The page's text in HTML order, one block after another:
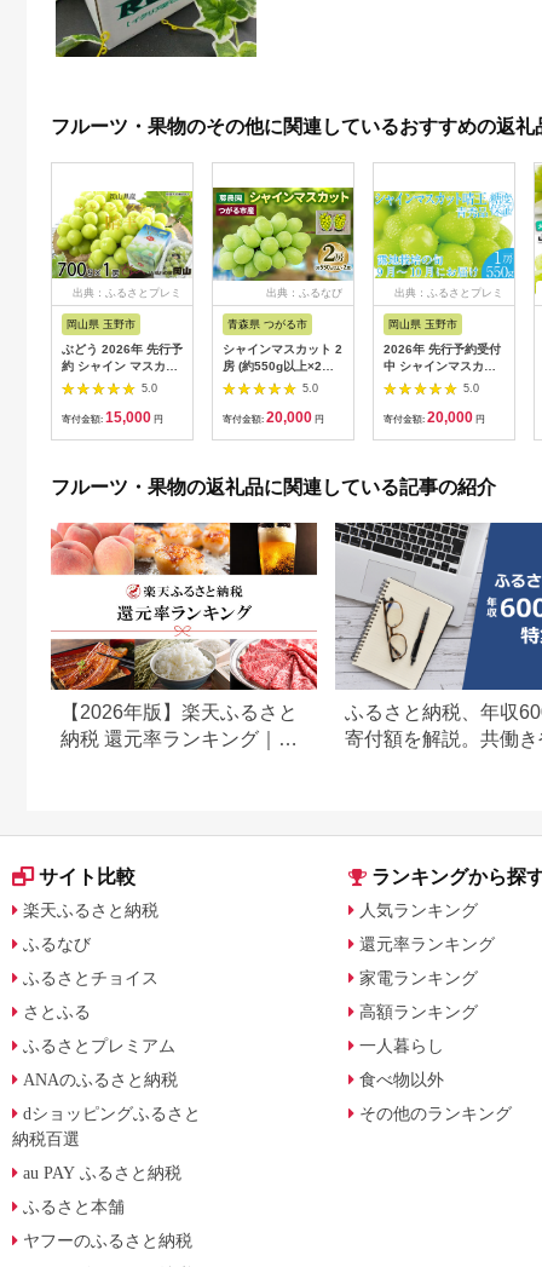
フルーツ・果物のその他に関連しているおすすめの返礼
出典：ふるさとプレミ
岡山県 玉野市
ぶどう 2026年 先行予
約 シャイン マスカッ
ト 晴王 約700g×1房
国産 フルーツ 果物 ギ
5.0
寄付金額: 15,000 円
出典：ふるなび
青森県 つがる市
シャインマスカット 2
房 (約550g以上×2房)
糖度18度以上｜つが
る市産 種なし ぶどう
フルーツ 果物 贈答 青
5.0
寄付金額: 20,000 円
出典：ふるさとプレミ
岡山県 玉野市
2026年 先行予約受付
中 シャインマスカッ
ト晴王1房 約550g 岡
山県産 種無し 皮ごと
食べる みずみずしい
ーツ
5.0
寄付金額: 20,000 円
フルーツ・果物の返礼品に関連している記事の紹介
【2026年版】楽天ふるさと
納税 還元率ランキング｜高
ふるさと納税、年収
寄付額を解説。共働
サイト比較
楽天ふるさと納税
ふるなび
ふるさとチョイス
さとふる
ふるさとプレミアム
ANAのふるさと納税
dショッピングふるさと
納税百選
au PAY ふるさと納税
ふるさと本舗
ヤフーのふるさと納税
ランキングから探
人気ランキング
還元率ランキング
家電ランキング
高額ランキング
一人暮らし
食べ物以外
その他のランキング